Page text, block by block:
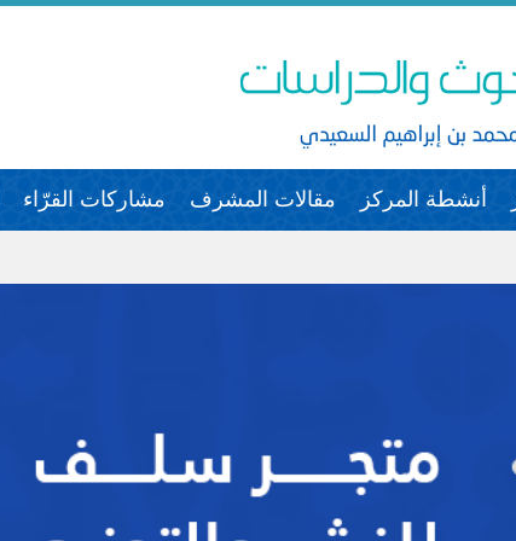
أنشطة المركز مقالات المشرف مشاركات القرّاء